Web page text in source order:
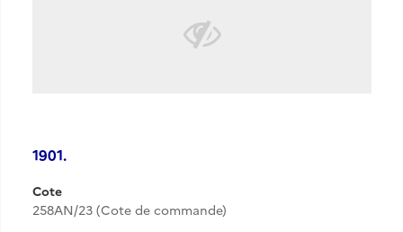
1901.
Cote
258AN/23 (Cote de commande)